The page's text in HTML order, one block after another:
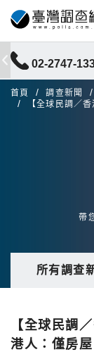
02-2747-
首頁 調查新聞
【全球民調／
帶
所有調查
【全球民調
港人：僅房